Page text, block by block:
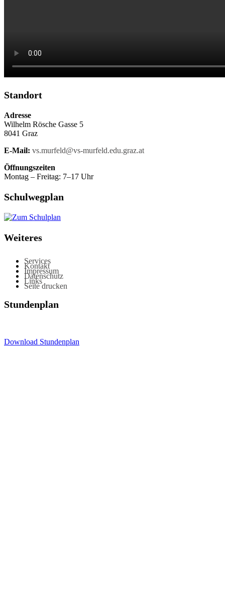
Standort
Adresse
Wilhelm Rösche Gasse 5
8041 Graz
E-Mail: vs.murfeld@vs-murfeld.edu.graz.at
Öffnungszeiten
Montag – Freitag: 7–17 Uhr
Schulwegplan
Weiteres
Services
Kontakt
Impressum
Datenschutz
Links
Seite drucken
Stundenplan
Download Stundenplan